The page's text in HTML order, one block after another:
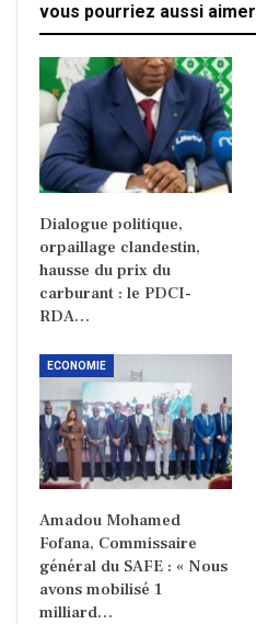
vous pourriez aussi aimer
Dialogue politique,
orpaillage clandestin,
hausse du prix du
carburant : le PDCI-
RDA…
ECONOMIE
Amadou Mohamed
Fofana, Commissaire
général du SAFE : « Nous
avons mobilisé 1
milliard…